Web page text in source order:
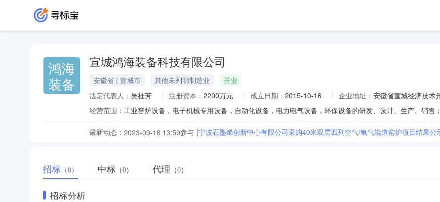
鸿海
装备
宣城鸿海装备科技有限公司
安徽省 | 宣城市 其他未列明制造业
开业
法定代表人： 吴桂芳 注册资本： 2200万元 成立日期： 2015-10-16 企业地址： 安徽省宣城经济技术
经营范围：
最新动态： 2023-09-18 13:59参与 [宁波石墨烯创新中心有限公司采购40米双层四列空气/氧气辊道窑炉项目结果公
招标 （0） 中标 （0） 代理 （0）
招标分析